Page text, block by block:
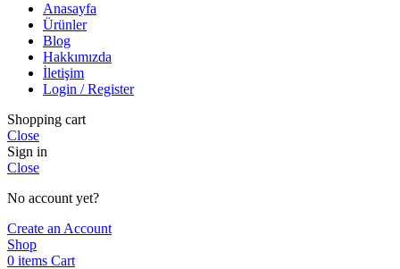
Anasayfa
Ürünler
Blog
Hakkımızda
İletişim
Login / Register
Shopping cart
Close
Sign in
Close
No account yet?
Create an Account
Shop
0 items Cart